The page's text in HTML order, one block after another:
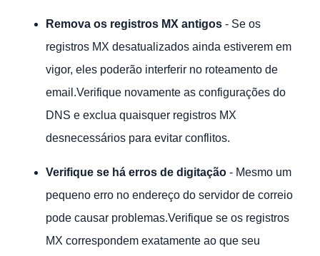
Remova os registros MX antigos - Se os
registros MX desatualizados ainda estiverem em
vigor, eles poderão interferir no roteamento de
email.Verifique novamente as configurações do
DNS e exclua quaisquer registros MX
desnecessários para evitar conflitos.
Verifique se há erros de digitação - Mesmo um
pequeno erro no endereço do servidor de correio
pode causar problemas.Verifique se os registros
MX correspondem exatamente ao que seu